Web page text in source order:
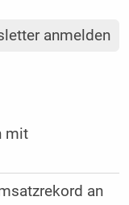
anmelden
mit
an